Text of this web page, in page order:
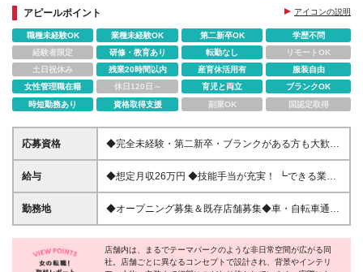
休取得OK
アピールポイント アイコンの説明
職種未経験OK 業種未経験OK 第二新卒OK
学歴不問
経験者限定
研修・教育あり 転勤なし
リモートOK
土日祝休み
残業20時間以内 産育休活用有
服装自由
女性管理職在籍
休日120日～ 育児と両立
ブランクOK
時短勤務あり
資格取得支援 副業OK 国認定取得
応募資格
◆完全未経験・第二新卒・ブランクがある方も大歓
迎！◆20代～30代活躍中◆子どもが好きな方が活躍
中！ ◇未経験OK ◇学歴不問 ＼＼3つ以上当てはまっ
アアレンジが好き □友達や家族のヘアセット・メイク
をしたことがある □「かわいい！」「似合う！」を考
ることが好き □自分のセンスやアイデアを活かして働
きたい
給与
◆想定月収26万円 ◆技能手当が充実！ ┗できる業務
（着付けや特定の撮影など）が増えるごとに手当が加
算！ 社員平均で月2万円、最大で月6万3000円の支
ルを考慮し、決定いたします ※固定残業代（7,000円
～/5時間分）を含みます。超過分は別途全額支給いた
勤務地
◆オープニング募集＆既存店舗募集◆車・自転車通勤
OK！◆転勤なし◆希望を考慮し配属いたします 新店
舗、または兵庫県内にある店舗での勤務となります！
＼＼2026年8〜9月、姫路店が新規オープン！／／ 新
しいスタジオを一緒に立ち上げる仲間を積極採用中◎
店舗内は、まるでテーマパークのような非日常空間が広がる同
社。店舗ごとに異なるコンセプトで設計され、背景やインテリ